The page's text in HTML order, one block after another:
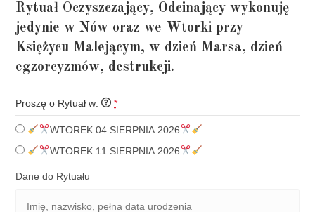
Rytuał Oczyszczający, Odcinający wykonuję
jedynie w Nów oraz we Wtorki przy
Księżycu Malejącym, w dzień Marsa, dzień
egzorcyzmów, destrukcji.
Proszę o Rytuał w: *
WTOREK 04 SIERPNIA 2026
WTOREK 11 SIERPNIA 2026
Dane do Rytuału